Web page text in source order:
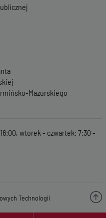
Mazurskiego
wtorek - czwartek: 7:30 -
Technologii